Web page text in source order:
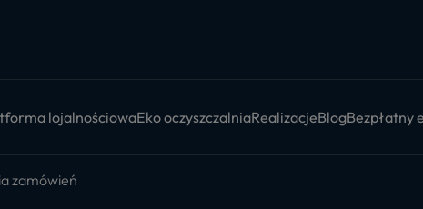
lojalnościowaEko oczyszczalniaRealizacjeBlogBezpłatny
zamówień